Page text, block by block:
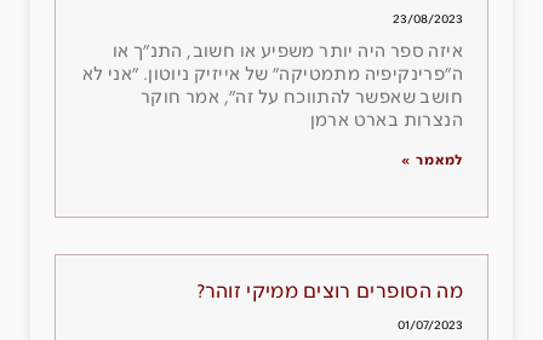
23/08/2023
איזה ספר היה יותר משפיע או חשוב, התנ״ך או
ה״פרינקיפיה מתמטיקה״ של אייזיק ניוטון. ״אני לא
חושב שאפשר להתווכח על זה״, אמר חוקר
הנצרות בארט ארמן
למאמר »
מה הסופרים רוצים ממיקי זוהר?
01/07/2023